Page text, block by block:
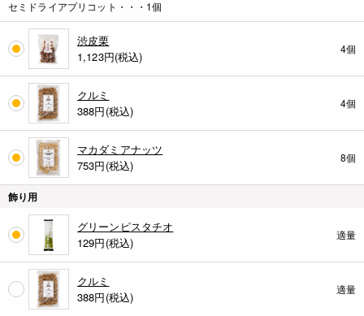
セミドライアプリコット・・・1個
渋皮栗
1,123円(税込)
4個
クルミ
388円(税込)
4個
マカダミアナッツ
753円(税込)
8個
飾り用
グリーンピスタチオ
129円(税込)
適量
クルミ
388円(税込)
適量